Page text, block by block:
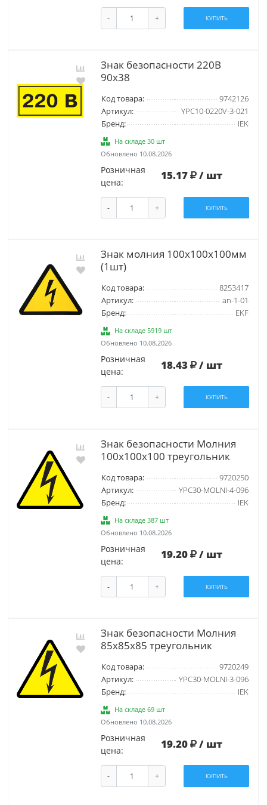
- + КУПИТЬ
Знак безопасности 220В
90х38
Код товара:
9742126
Артикул:
YPC10-0220V-3-021
Бренд:
IEK
На складе 30 шт
Обновлено 10.08.2026
Розничная
цена:
15.17 / шт
- + КУПИТЬ
Знак молния 100х100х100мм
(1шт)
Код товара:
8253417
Артикул:
an-1-01
Бренд:
EKF
На складе 5919 шт
Обновлено 10.08.2026
Розничная
цена:
18.43 / шт
- + КУПИТЬ
Знак безопасности Молния
100x100x100 треугольник
Код товара:
9720250
Артикул:
YPC30-MOLNI-4-096
Бренд:
IEK
На складе 387 шт
Обновлено 10.08.2026
Розничная
цена:
19.20 / шт
- + КУПИТЬ
Знак безопасности Молния
85х85х85 треугольник
Код товара:
9720249
Артикул:
YPC30-MOLNI-3-096
Бренд:
IEK
На складе 69 шт
Обновлено 10.08.2026
Розничная
цена:
19.20 / шт
- + КУПИТЬ